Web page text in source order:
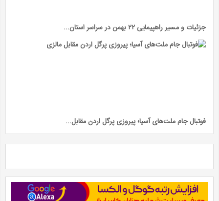
جزئیات و مسیر راهپیمایی ۲۲ بهمن در سراسر استان...
فوتبال جام ملت‌های آسیا؛ پیروزی پرگل اردن مقابل...